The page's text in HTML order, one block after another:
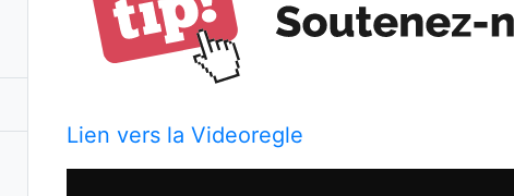
Lien vers la Videoregle